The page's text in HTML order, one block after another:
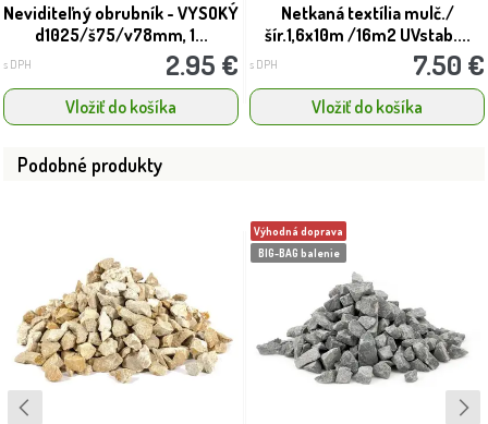
Neviditeľný obrubník - VYSOKÝ
d1025/š75/v78mm, 1...
s DPH 2.95 €
Vložiť do košíka
Netkaná textília mulč./
šír.1,6x10m /16m2 UVstab....
s DPH 7.50 €
Vložiť do košíka
Podobné produkty
Výhodná doprava
BIG-BAG balenie